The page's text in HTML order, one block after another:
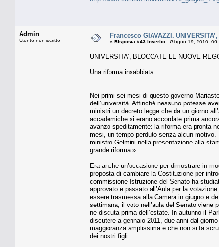
Admin
Utente non iscritto
Francesco GIAVAZZI.
« Risposta #43 inserito:: Giugno 19, 2010,
UNIVERSITA’, BLOCCATE LE NUOVE
Una riforma insabbiata
Nei primi sei mesi di questo governo
dell’università. Affinché nessuno potesse
ministri un decreto legge che da un giorno
accademiche si erano accordate prima
avanzò speditamente: la riforma era pronta
mesi, un tempo perduto senza alcun
ministro Gelmini nella presentazione alla
grande riforma ».
Era anche un’occasione per dimostrare in
proposta di cambiare la Costituzione per
commissione Istruzione del Senato ha
approvato e passato all’Aula per la
essere trasmessa alla Camera in giugno e
settimana, il voto nell’aula del Senato viene
ne discuta prima dell’estate. In autunno il
discutere a gennaio 2011, due anni dal
maggioranza amplissima e che non si fa
dei nostri figli.